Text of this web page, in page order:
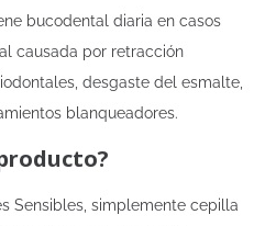
bucodental diaria en casos
causada por retracción
desgaste del esmalte,
blanqueadores.
Sensibles, simplemente cepilla